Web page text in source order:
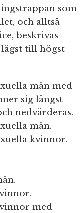
som
och alltså
beskrivas
till högst
män med
sig längst
nedvärderas.
män.
kvinnor.
med